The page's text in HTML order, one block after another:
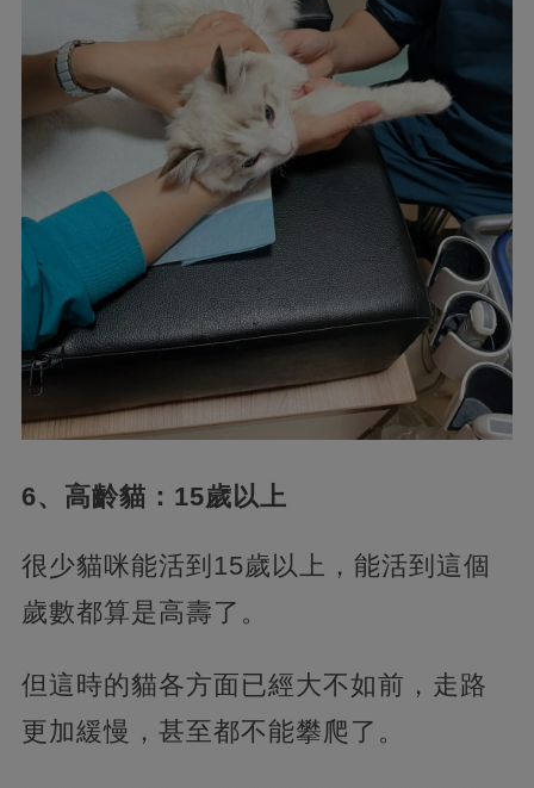
6、高齡貓：15歲以上
很少貓咪能活到15歲以上，能活到這個
歲數都算是高壽了。
但這時的貓各方面已經大不如前，走路
更加緩慢，甚至都不能攀爬了。